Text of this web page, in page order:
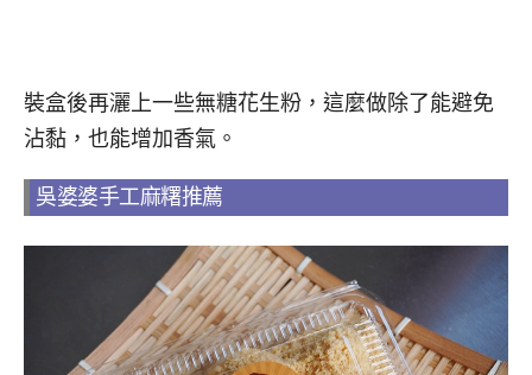
裝盒後再灑上一些無糖花生粉，這麼做除了能避免
沾黏，也能增加香氣。
吳婆婆手工麻糬推薦